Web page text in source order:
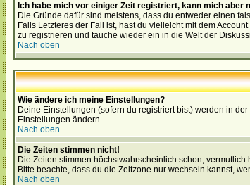
Ich habe mich vor einiger Zeit registriert, kann mich aber
Die Gründe dafür sind meistens, dass du entweder einen
Falls Letzteres der Fall ist, hast du vielleicht mit dem
zu registrieren und tauche wieder ein in die Welt der
Nach oben
Wie ändere ich meine Einstellungen?
Deine Einstellungen (sofern du registriert bist) werden in
Einstellungen ändern
Nach oben
Die Zeiten stimmen nicht!
Die Zeiten stimmen höchstwahrscheinlich schon,
Bitte beachte, dass du die Zeitzone nur wechseln kannst,
Nach oben